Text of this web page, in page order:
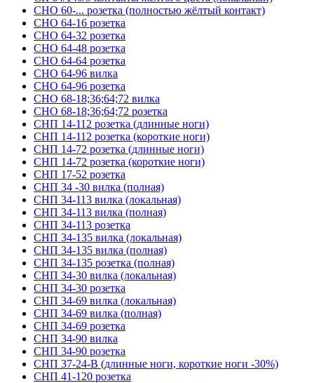
СНО 60-... розетка (полностью жёлтый контакт)
СНО 64-16 розетка
СНО 64-32 розетка
СНО 64-48 розетка
СНО 64-64 розетка
СНО 64-96 вилка
СНО 64-96 розетка
СНО 68-18;36;64;72 вилка
СНО 68-18;36;64;72 розетка
СНП 14-112 розетка (длинные ноги)
СНП 14-112 розетка (короткие ноги)
СНП 14-72 розетка (длинные ноги)
СНП 14-72 розетка (короткие ноги)
СНП 17-52 розетка
СНП 34 -30 вилка (полная)
СНП 34-113 вилка (локальная)
СНП 34-113 вилка (полная)
СНП 34-113 розетка
СНП 34-135 вилка (локальная)
СНП 34-135 вилка (полная)
СНП 34-135 розетка (полная)
СНП 34-30 вилка (локальная)
СНП 34-30 розетка
СНП 34-69 вилка (локальная)
СНП 34-69 вилка (полная)
СНП 34-69 розетка
СНП 34-90 вилка
СНП 34-90 розетка
СНП 37-24-В (длинные ноги, короткие ноги -30%)
СНП 41-120 розетка